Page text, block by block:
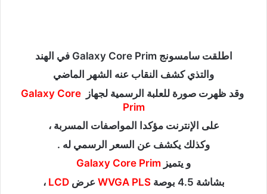
اطلقت سامسونج Galaxy Core Prim في الهند
والتذي كشف النقاب عنه الشهر الماضي
وقد ظهرت صورة للعلبة الرسمية لجهاز Galaxy Core
Prim
على الإنترنت مؤكدا المواصفات المسربة ،
وكذلك يكشف عن السعر الرسمي له .
و يتميز Galaxy Core Prim
بشاشة 4.5 بوصة
WVGA PLS عرضLCD ،